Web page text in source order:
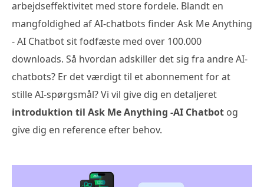
arbejdseffektivitet med store fordele. Blandt en
mangfoldighed af AI-chatbots finder Ask Me Anything
- AI Chatbot sit fodfæste med over 100.000
downloads. Så hvordan adskiller det sig fra andre AI-
chatbots? Er det værdigt til et abonnement for at
stille AI-spørgsmål? Vi vil give dig en detaljeret
introduktion til Ask Me Anything -AI Chatbot og
give dig en reference efter behov.